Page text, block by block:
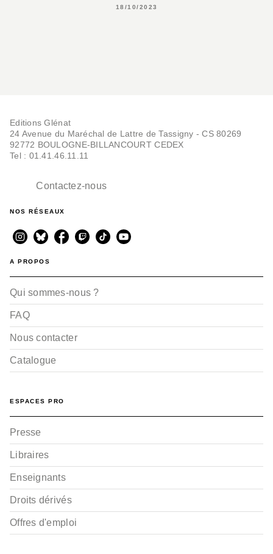
18/10/2023
Editions Glénat
24 Avenue du Maréchal de Lattre de Tassigny - CS 80269
92772 BOULOGNE-BILLANCOURT CEDEX
Tel : 01.41.46.11.11
Contactez-nous
NOS RÉSEAUX
A PROPOS
Qui sommes-nous ?
FAQ
Nous contacter
Catalogue
ESPACES PRO
Presse
Libraires
Enseignants
Droits dérivés
Offres d'emploi